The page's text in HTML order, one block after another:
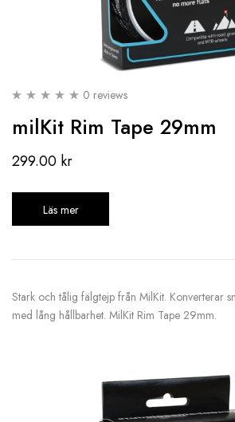
0 reviews
milKit Rim Tape 29mm
299.00 kr
Läs mer
Stark och tålig fälgtejp från MilKit. Konverterar
med lång hållbarhet. MilKit Rim Tape 29mm.